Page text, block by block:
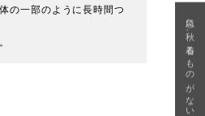
の一部のように長時間つ
急に秋、着るものがない